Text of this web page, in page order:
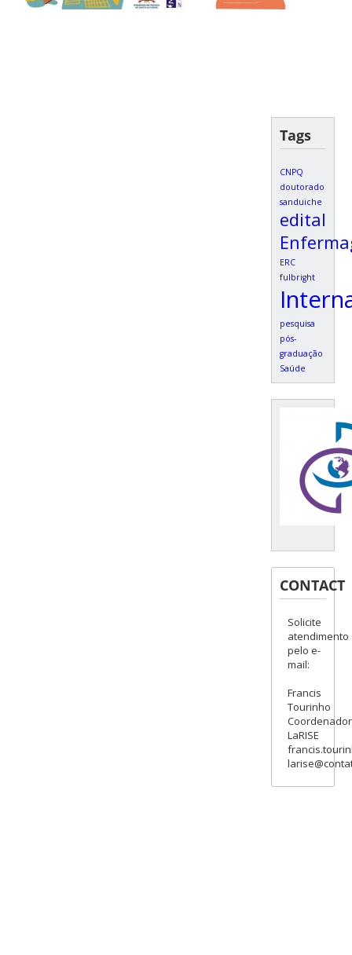
Tags
CNPQ
doutorado
sanduiche
edital
ERC
fulbright
pesquisa
pós-
graduação
Saúde
CONTACT
Solicite
atendimento
pelo e-
mail:
Francis
Tourinho
LaRISE